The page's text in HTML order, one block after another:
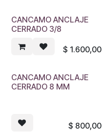
CANCAMO ANCLAJE
CERRADO 3/8
$ 1.600,00
CANCAMO ANCLAJE
CERRADO 8 MM
$ 800,00